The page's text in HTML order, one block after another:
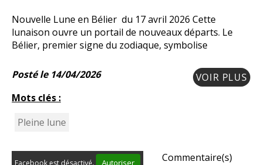
Nouvelle Lune en Bélier du 17 avril 2026 Cette
lunaison ouvre un portail de nouveaux départs. Le
Bélier, premier signe du zodiaque, symbolise
Posté le 14/04/2026
VOIR PLUS
Mots clés :
Pleine lune
Facebook est désactivé. Autoriser Commentaire(s)